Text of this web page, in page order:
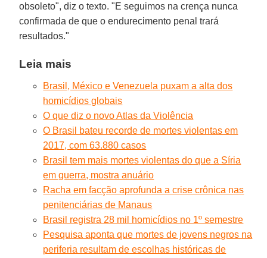
obsoleto", diz o texto. "E seguimos na crença nunca
confirmada de que o endurecimento penal trará
resultados."
Leia mais
Brasil, México e Venezuela puxam a alta dos
homicídios globais
O que diz o novo Atlas da Violência
O Brasil bateu recorde de mortes violentas em
2017, com 63.880 casos
Brasil tem mais mortes violentas do que a Síria
em guerra, mostra anuário
Racha em facção aprofunda a crise crônica nas
penitenciárias de Manaus
Brasil registra 28 mil homicídios no 1º semestre
Pesquisa aponta que mortes de jovens negros na
periferia resultam de escolhas históricas de